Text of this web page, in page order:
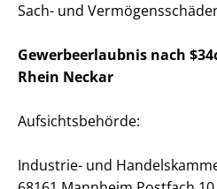
Sach- und
Ge­wer­beer­laub­nis nach
Rhein Neckar
Auf­sichts­be­hör­de:
Industrie- und